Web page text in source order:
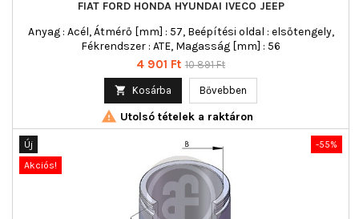
FIAT FORD HONDA HYUNDAI IVECO JEEP
Anyag : Acél, Átmérő [mm] : 57, Beépítési oldal : elsőtengely,
Fékrendszer : ATE, Magasság [mm] : 56
Ár
4 901 Ft Normál
10 891 Ft
 Kosárba Bővebben
 Utolsó tételek a raktáron
-55%
Új
Akciós!